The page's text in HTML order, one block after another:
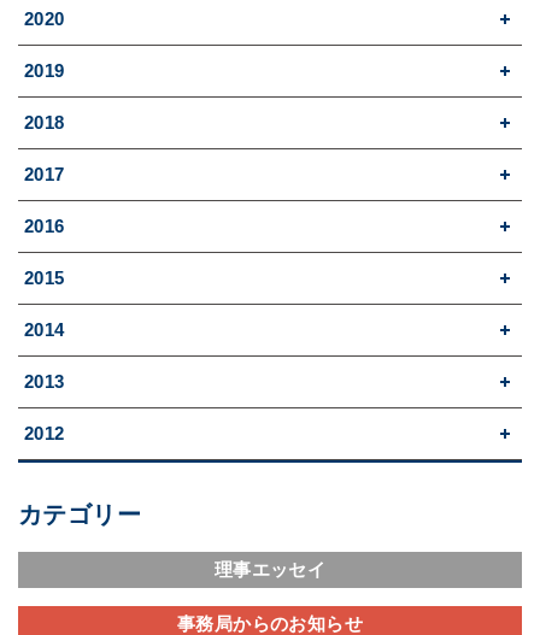
2020
2019
2018
2017
2016
2015
2014
2013
2012
カテゴリー
理事エッセイ
事務局からのお知らせ